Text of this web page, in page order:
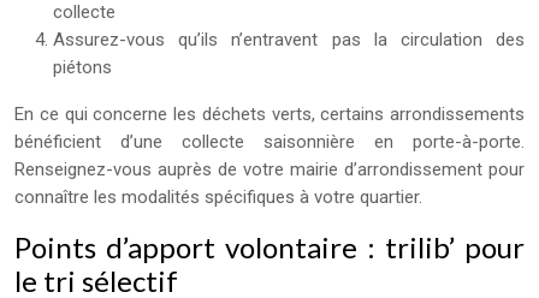
collecte
Assurez-vous qu’ils n’entravent pas la circulation des
piétons
En ce qui concerne les déchets verts, certains arrondissements
bénéficient d’une collecte saisonnière en porte-à-porte.
Renseignez-vous auprès de votre mairie d’arrondissement pour
connaître les modalités spécifiques à votre quartier.
Points d’apport volontaire : trilib’ pour
le tri sélectif